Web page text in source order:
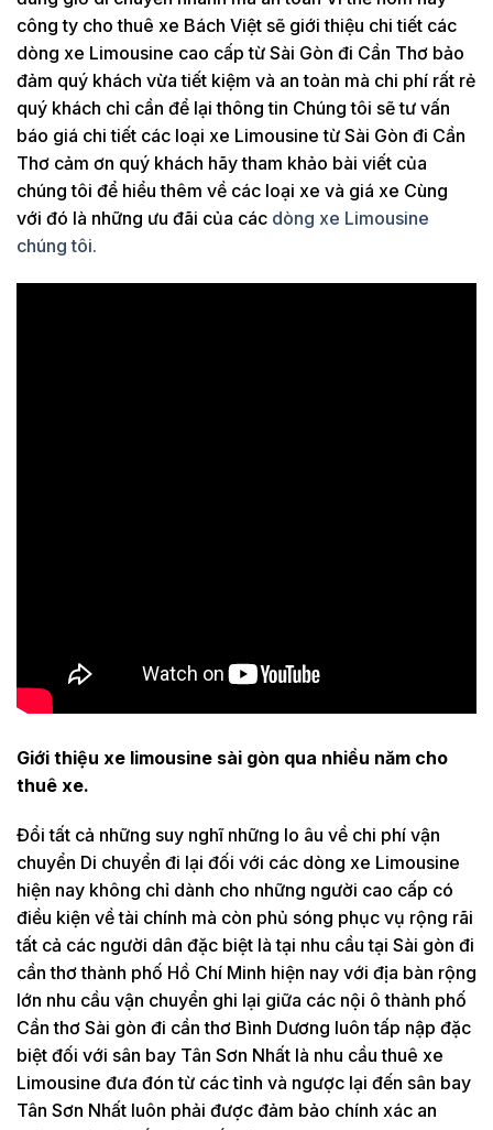
công ty cho thuê xe Bách Việt sẽ giới thiệu chi tiết các
dòng xe Limousine cao cấp từ Sài Gòn đi Cần Thơ bảo
đảm quý khách vừa tiết kiệm và an toàn mà chi phí rất rẻ
quý khách chỉ cần để lại thông tin Chúng tôi sẽ tư vấn
báo giá chi tiết các loại xe Limousine từ Sài Gòn đi Cần
Thơ cảm ơn quý khách hãy tham khảo bài viết của
chúng tôi để hiểu thêm về các loại xe và giá xe Cùng
với đó là những ưu đãi của các dòng xe Limousine
chúng tôi.
Giới thiệu xe limousine sài gòn qua nhiều năm cho
thuê xe.
Đổi tất cả những suy nghĩ những lo âu về chi phí vận
chuyển Di chuyển đi lại đối với các dòng xe Limousine
hiện nay không chỉ dành cho những người cao cấp có
điều kiện về tài chính mà còn phủ sóng phục vụ rộng rãi
tất cả các người dân đặc biệt là tại nhu cầu tại Sài gòn đi
cần thơ thành phố Hồ Chí Minh hiện nay với địa bàn rộng
lớn nhu cầu vận chuyển ghi lại giữa các nội ô thành phố
Cần thơ Sài gòn đi cần thơ Bình Dương luôn tấp nập đặc
biệt đối với sân bay Tân Sơn Nhất là nhu cầu thuê xe
Limousine đưa đón từ các tỉnh và ngược lại đến sân bay
Tân Sơn Nhất luôn phải được đảm bảo chính xác an